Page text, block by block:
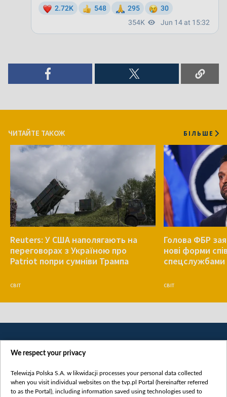
ЧИТАЙТЕ ТАКОЖ БІЛЬШЕ
Reuters: У США наполягають на
переговорах з Україною про
Patriot попри сумніви Трампа
СВІТ
Голова ФБР
нові форми
спецслужбами
СВІТ
We respect your privacy
Telewizja Polska S.A. w likwidacji processes your personal data collected
when you visit individual websites on the tvp.pl Portal (hereinafter referred
to as the Portal), including information saved using technologies used to